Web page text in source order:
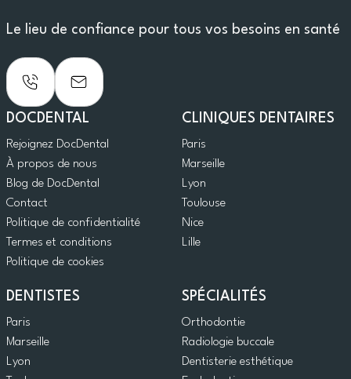
Le lieu de confiance pour tous vos besoins en santé
DOCDENTAL
Rejoignez DocDental
À propos de nous
Blog de DocDental
Contact
Politique de confidentialité
Termes et conditions
Politique de cookies
CLINIQUES DENTAIRES
Paris
Marseille
Lyon
Toulouse
Nice
Lille
DENTISTES
Paris
Marseille
Lyon
SPÉCIALITÉS
Orthodontie
Radiologie buccale
Dentisterie esthétique